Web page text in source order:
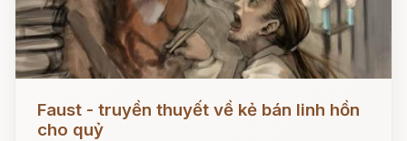
Faust - truyền thuyết về kẻ bán linh hồn
cho quỷ